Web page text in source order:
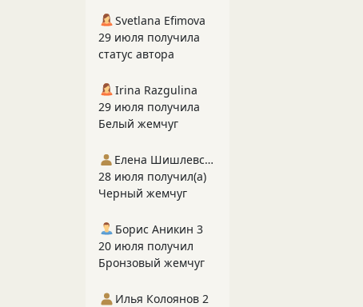
Svetlana Efimova
29 июля получила
статус автора
Irina Razgulina
29 июля получила
Белый жемчуг
Елена Шишлевская
28 июля получил(а)
Черный жемчуг
Борис Аникин 3
20 июля получил
Бронзовый жемчуг
Илья Колоянов 2